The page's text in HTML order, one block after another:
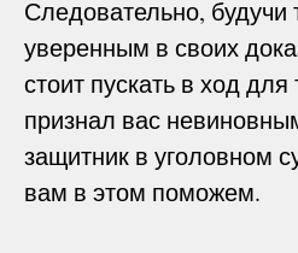
Следовательно, будучи
уверенным в своих
стоит пускать в ход для
признал вас
защитник в уголовном
вам в этом поможем.